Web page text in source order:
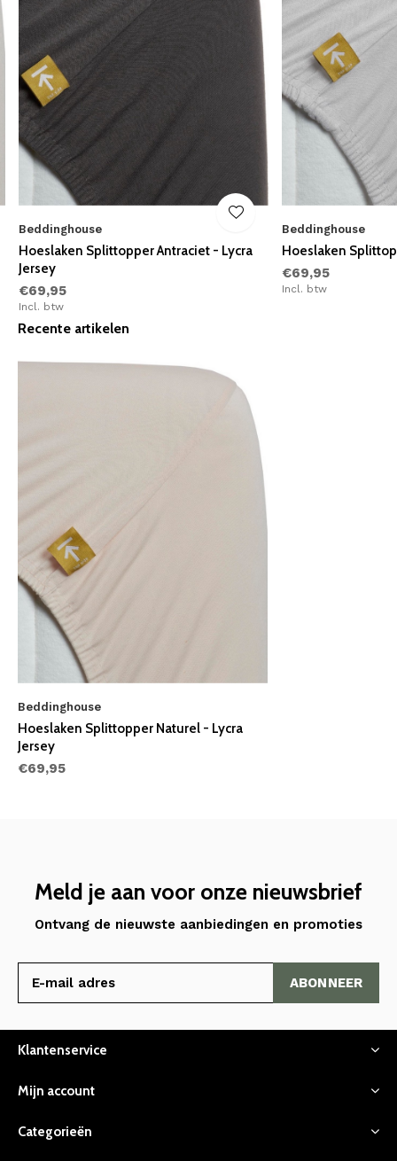
Beddinghouse
Hoeslaken Splittopper Antraciet - Lycra
Jersey
€69,95
Incl. btw
Beddinghouse
Hoeslaken
€69,95
Incl. btw
Recente artikelen
Beddinghouse
Hoeslaken Splittopper Naturel - Lycra
Jersey
€69,95
Meld je aan voor onze nieuwsbrief
Ontvang de nieuwste aanbiedingen en promoties
ABONNEER
Klantenservice
Mijn account
Categorieën